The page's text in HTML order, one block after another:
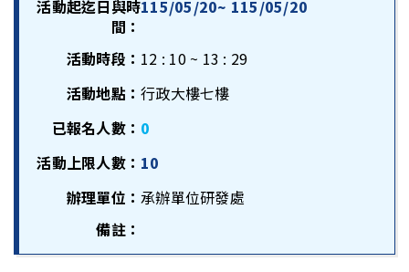
活動起迄日與時
間：
115/05/20~ 115/05/20
活動時段： 12 : 10 ~ 13 : 29
活動地點： 行政大樓七樓
已報名人數： 0
活動上限人數： 10
辦理單位： 承辦單位研發處
備註：